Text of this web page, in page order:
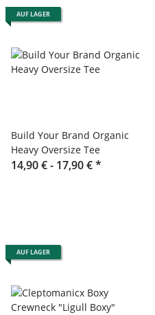
AUF LAGER
Build Your Brand Organic
Heavy Oversize Tee
14,90 € - 17,90 €*
AUF LAGER